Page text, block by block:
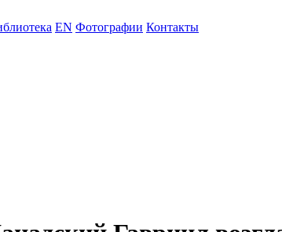
EN Фотографии Контакты